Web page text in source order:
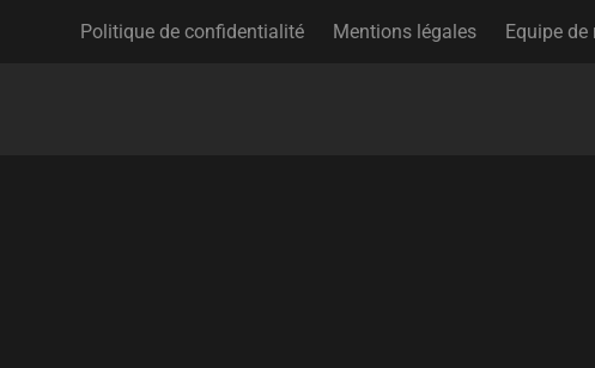
Politique de confidentialité Mentions légales Equipe de